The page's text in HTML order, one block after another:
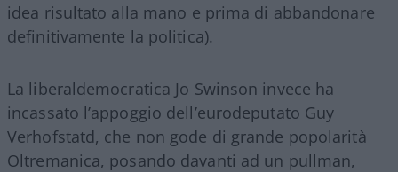
idea risultato alla mano e prima di abbandonare
definitivamente la politica).
La liberaldemocratica Jo Swinson invece ha
incassato l’appoggio dell’eurodeputato Guy
Verhofstatd, che non gode di grande popolarità
Oltremanica, posando davanti ad un pullman,